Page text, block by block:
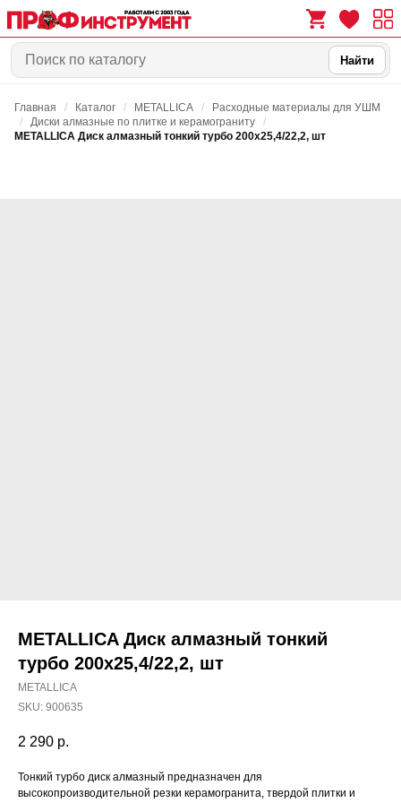
0 0
Найти
Главная / Каталог / METALLICA /
Расходные материалы для УШМ
/
Диски алмазные по плитке и керамограниту
/
METALLICA Диск алмазный тонкий турбо 200х25,4/22,2, шт
METALLICA Диск алмазный тонкий
турбо 200х25,4/22,2, шт
METALLICA
SKU: 900635
2 290 р.
Тонкий турбо диск алмазный предназначен для
высокопроизводительной резки керамогранита, твердой плитки и
Наши магазины